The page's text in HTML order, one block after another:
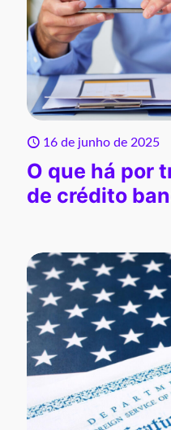
16 de junho de 2025
O que há por
de crédito